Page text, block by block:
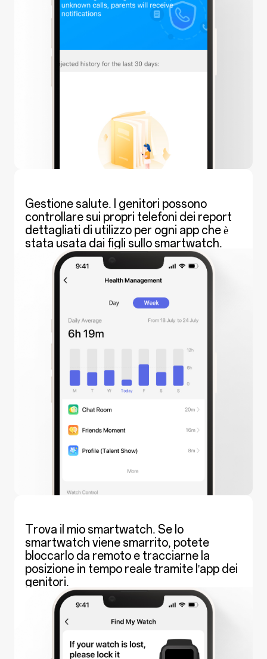
Gestione salute. I genitori possono
controllare sui propri telefoni dei report
dettagliati di utilizzo per ogni app che è
stata usata dai figli sullo smartwatch.
Trova il mio smartwatch. Se lo
smartwatch viene smarrito, potete
bloccarlo da remoto e tracciarne la
posizione in tempo reale tramite l'app dei
genitori.